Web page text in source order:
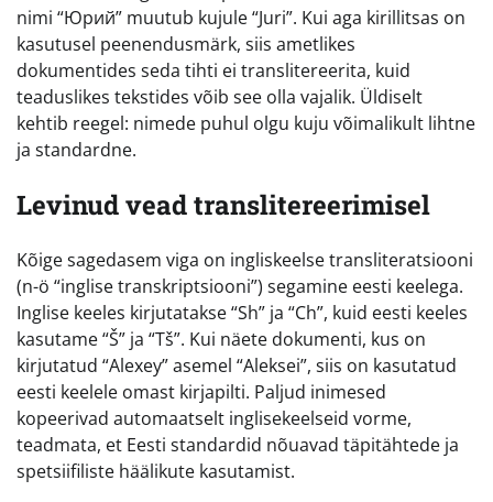
nimi “Юрий” muutub kujule “Juri”. Kui aga kirillitsas on
kasutusel peenendusmärk, siis ametlikes
dokumentides seda tihti ei translitereerita, kuid
teaduslikes tekstides võib see olla vajalik. Üldiselt
kehtib reegel: nimede puhul olgu kuju võimalikult lihtne
ja standardne.
Levinud vead translitereerimisel
Kõige sagedasem viga on ingliskeelse transliteratsiooni
(n-ö “inglise transkriptsiooni”) segamine eesti keelega.
Inglise keeles kirjutatakse “Sh” ja “Ch”, kuid eesti keeles
kasutame “Š” ja “Tš”. Kui näete dokumenti, kus on
kirjutatud “Alexey” asemel “Aleksei”, siis on kasutatud
eesti keelele omast kirjapilti. Paljud inimesed
kopeerivad automaatselt inglisekeelseid vorme,
teadmata, et Eesti standardid nõuavad täpitähtede ja
spetsiifiliste häälikute kasutamist.